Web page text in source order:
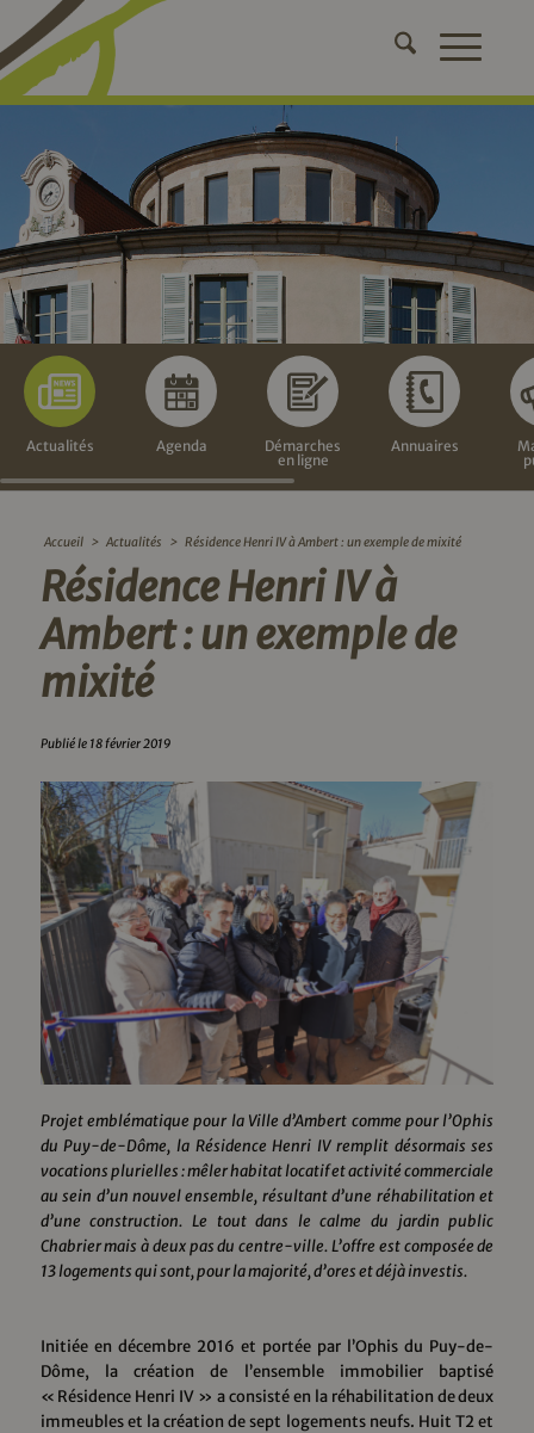
Actualités Agenda
Démarches
en ligne
Annuaires
Accueil > Actualités > Résidence Henri IV à Ambert : un exemple de mixité
Résidence Henri IV à
Ambert : un exemple de
mixité
Publié le 18 février 2019
Projet emblématique pour la Ville d’Ambert comme pour l’Ophis
du Puy-de-Dôme, la Résidence Henri IV remplit désormais ses
vocations plurielles : mêler habitat locatif et activité commerciale
au sein d’un nouvel ensemble, résultant d’une réhabilitation et
d’une construction. Le tout dans le calme du jardin public
Chabrier mais à deux pas du centre-ville. L’offre est composée de
13 logements qui sont, pour la majorité, d’ores et déjà investis.
Initiée en décembre 2016 et portée par l’Ophis du Puy-de-
Dôme, la création de l’ensemble immobilier baptisé
« Résidence Henri IV » a consisté en la réhabilitation de deux
immeubles et la création de sept logements neufs. Huit T2 et